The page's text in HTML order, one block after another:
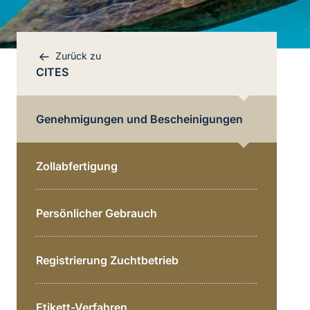
Bereichsnavigation
Direkt zur Hauptinhalte
Zurück zu
CITES
Genehmigungen und Bescheinigungen
Zollabfertigung
Persönlicher Gebrauch
Registrierung Zuchtbetrieb
Etikett-Verfahren